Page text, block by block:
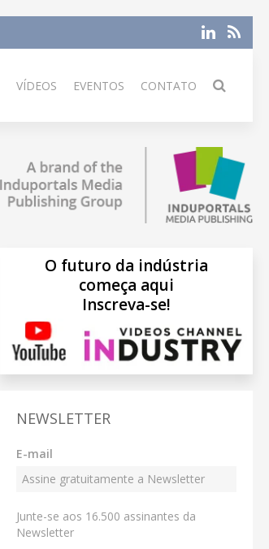
VÍDEOS EVENTOS CONTATO
O futuro da indústria
começa aqui
Inscreva-se!
NEWSLETTER
E-mail
Junte-se aos 16.500 assinantes da
Newsletter